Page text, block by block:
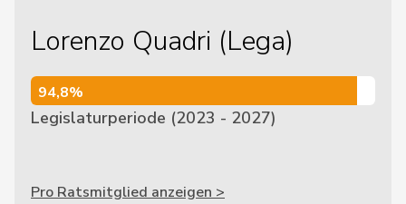
Lorenzo Quadri (Lega)
94,8%
94,8%
Legislaturperiode (2023 - 2027)
Pro Ratsmitglied anzeigen >